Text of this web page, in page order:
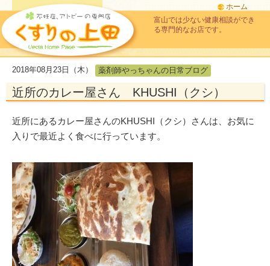
ホーム
富山では少ない健康相談ができ
る専門的なお店です。
2018年08月23日（木） 薬剤師やっちゃんの日常ブログ
近所のカレー屋さん KHUSHI（クシ）
近所にあるカレー屋さんのKHUSHI（クシ）さんは、お気に
入りで最近よく食べに行っています。